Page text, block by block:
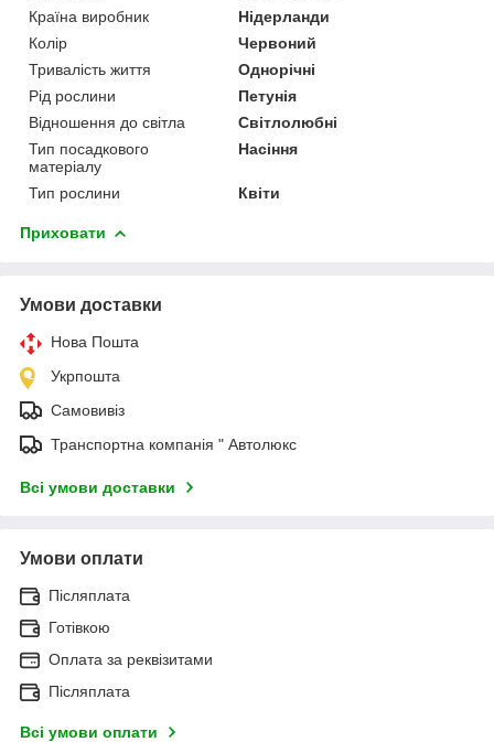
Країна виробник
Нідерланди
Колір
Червоний
Тривалість життя
Однорічні
Рід рослини
Петунія
Відношення до світла
Світлолюбні
Тип посадкового
матеріалу
Насіння
Тип рослини Квіти
Приховати
Умови доставки
Нова Пошта
Укрпошта
Самовивіз
Транспортна компанія " Автолюкс
Всі умови доставки
Умови оплати
Післяплата
Готівкою
Оплата за реквізитами
Післяплата
Всі умови оплати